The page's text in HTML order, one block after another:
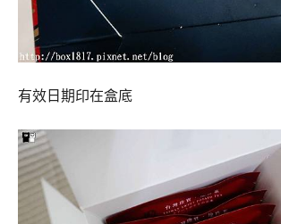
有效日期印在盒底